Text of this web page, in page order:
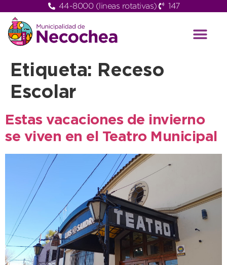
44-8000 (lineas rotativas) 147
Etiqueta:
Receso
Escolar
Estas vacaciones de invierno
se viven en el Teatro Municipal